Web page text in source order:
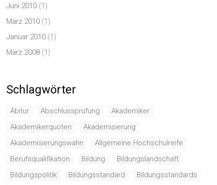
Juni 2010 (1)
März 2010 (1)
Januar 2010 (1)
März 2008 (1)
Schlagwörter
Abitur Abschlussprüfung
Akademiker
Akademikerquoten
Akademisierung
Akademisierungswahn
Allgemeine Hochschulreife
Berufsqualifikation
Bildung
Bildungslandschaft
Bildungspolitik
Bildungsstandard
Bildungsstandards